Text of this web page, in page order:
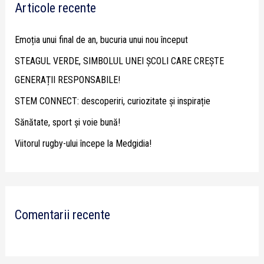
c
o
r
:
Articole recente
Emoția unui final de an, bucuria unui nou început
STEAGUL VERDE, SIMBOLUL UNEI ȘCOLI CARE CREȘTE
GENERAȚII RESPONSABILE!
STEM CONNECT: descoperiri, curiozitate și inspirație
Sănătate, sport și voie bună!
Viitorul rugby-ului începe la Medgidia!
Comentarii recente